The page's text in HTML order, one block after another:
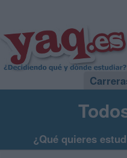
¿Qué quieres